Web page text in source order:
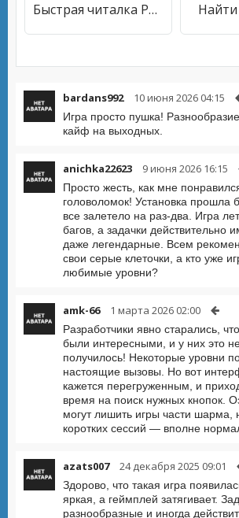
Быстрая читалка PDF 2020
bardans992 10 июня 2026 04:15
Игра просто пушка!
кайф на выходных.
anichka22623 9 июня 2026 16:15
Просто жесть, как мне
головоломок! Установка прошла
все залетело на раз-два. Игра
багов, а задачки действительно
даже легендарные. Всем
свои серые клеточки, а кто уже
любимые уровни?
amk-66 1 марта 2026 02:00
Разработчики явно старались,
были интересными, и у них это
получилось! Некоторые уровни
настоящие вызовы. Но вот
кажется перегруженным, и
время на поиск нужных кнопок.
могут лишить игры части шарма,
коротких сессий — вполне
azats007 24 декабря 2025 09:01
Здорово, что такая игра
яркая, а геймплей затягивает.
разнообразные и иногда